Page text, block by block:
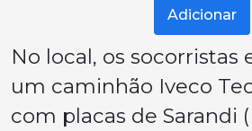
Adicionar
No local, os socorristas
um caminhão Iveco
com placas de Sarandi